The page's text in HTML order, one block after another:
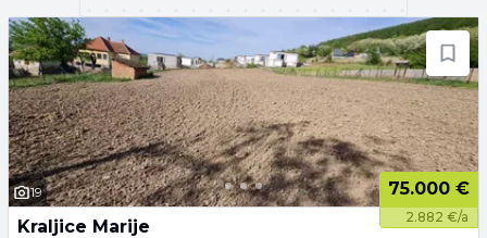
19 75.000 €
2.882 €/a
Kraljice Marije